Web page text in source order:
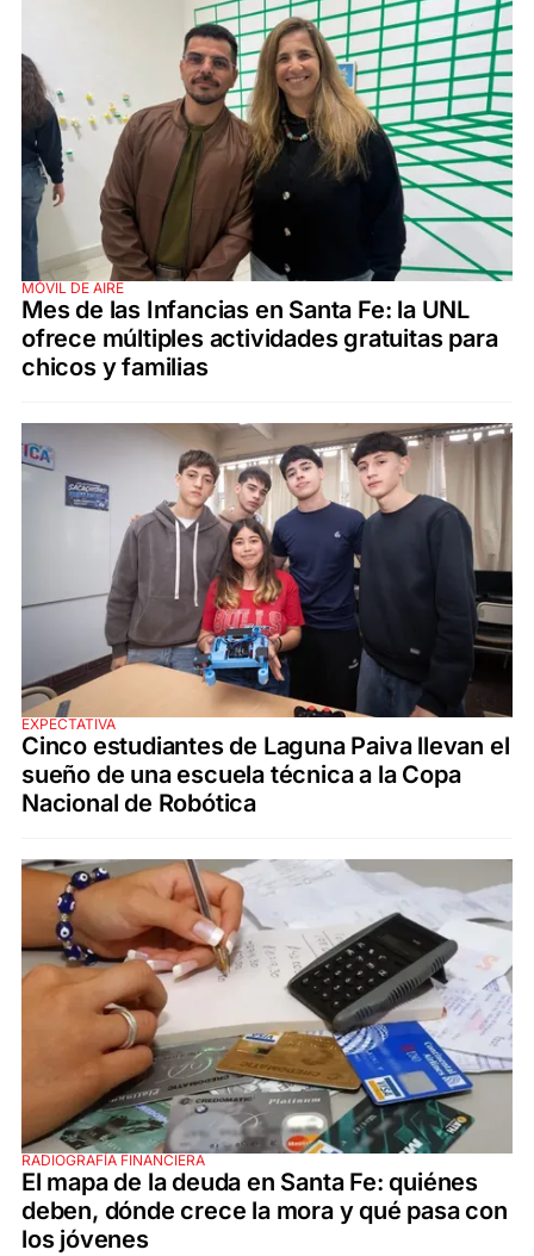
MÓVIL DE AIRE
Mes de las Infancias en Santa Fe: la UNL
ofrece múltiples actividades gratuitas para
chicos y familias
EXPECTATIVA
Cinco estudiantes de Laguna Paiva llevan el
sueño de una escuela técnica a la Copa
Nacional de Robótica
RADIOGRAFÍA FINANCIERA
El mapa de la deuda en Santa Fe: quiénes
deben, dónde crece la mora y qué pasa con
los jóvenes